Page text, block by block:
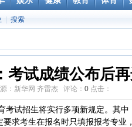
搜索
考试成绩公布后
：新华网 齐雷杰 评论： 0 点击：
试招生将实行多项新规定。其中
求考生在报名时只填报报考专业